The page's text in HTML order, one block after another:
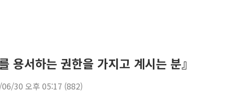
서하는 권한을 가지고 계시는 분』
30 오후 05:17 (882)